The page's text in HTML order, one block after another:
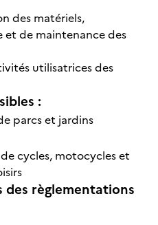
des matériels,
et de maintenance des
utilisatrices des
:
parcs et jardins
cycles, motocycles et
des règlementations